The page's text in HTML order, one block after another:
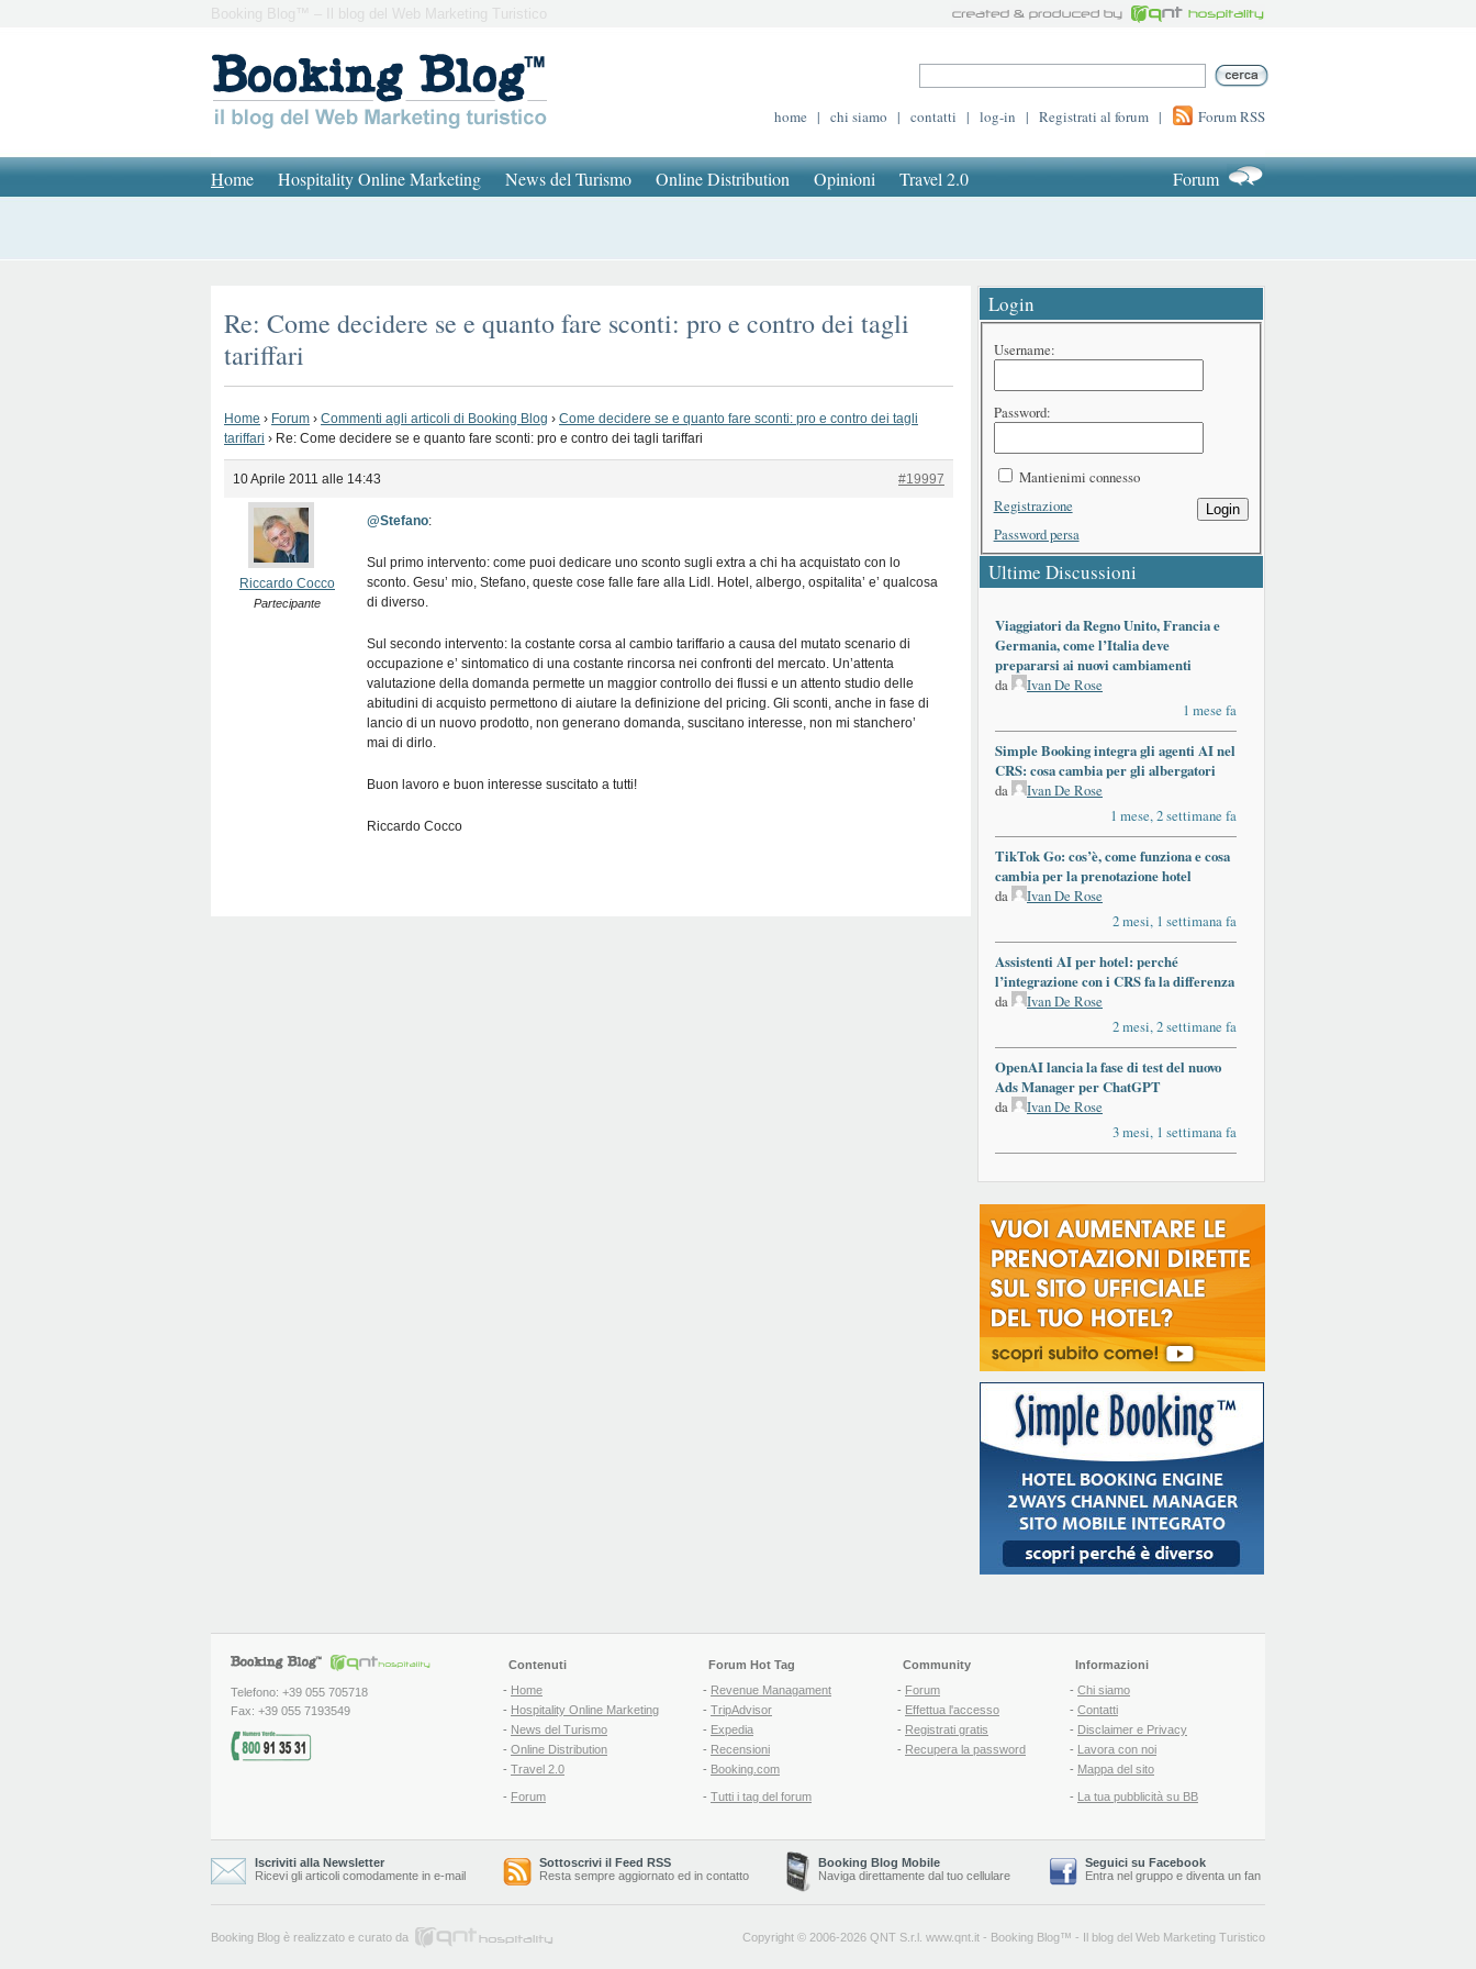
Booking Blog™ – Il blog del Web Marketing Turistico
home | chi siamo | contatti | log-in | Registrati al forum | Forum RSS
Home Hospitality Online Marketing News del Turismo Online Distribution Opinioni Travel 2.0 Forum
Re: Come decidere se e quanto fare sconti: pro e contro dei tagli
tariffari
Home › Forum › Commenti agli articoli di Booking Blog › Come decidere se e quanto fare sconti: pro e contro dei tagli
tariffari › Re: Come decidere se e quanto fare sconti: pro e contro dei tagli tariffari
10 Aprile 2011 alle 14:43 #19997
Riccardo Cocco
Partecipante
@Stefano:
Sul primo intervento: come puoi dedicare uno sconto sugli extra a chi ha acquistato con lo
sconto. Gesu’ mio, Stefano, queste cose falle fare alla Lidl. Hotel, albergo, ospitalita’ e’ qualcosa
di diverso.
Sul secondo intervento: la costante corsa al cambio tariffario a causa del mutato scenario di
occupazione e’ sintomatico di una costante rincorsa nei confronti del mercato. Un’attenta
valutazione della domanda permette un maggior controllo dei flussi e un attento studio delle
abitudini di acquisto permettono di aiutare la definizione del pricing. Gli sconti, anche in fase di
lancio di un nuovo prodotto, non generano domanda, suscitano interesse, non mi stanchero’
mai di dirlo.
Buon lavoro e buon interesse suscitato a tutti!
Riccardo Cocco
Login
Username:
Password:
Mantienimi connesso
Login
Registrazione
Password persa
Ultime Discussioni
Viaggiatori da Regno Unito, Francia e
Germania, come l’Italia deve
prepararsi ai nuovi cambiamenti
da
Ivan De Rose
1 mese fa
Simple Booking integra gli agenti AI nel
CRS: cosa cambia per gli albergatori
da
Ivan De Rose
1 mese, 2 settimane fa
TikTok Go: cos’è, come funziona e cosa
cambia per la prenotazione hotel
da
Ivan De Rose
2 mesi, 1 settimana fa
Assistenti AI per hotel: perché
l’integrazione con i CRS fa la differenza
da
Ivan De Rose
2 mesi, 2 settimane fa
OpenAI lancia la fase di test del nuovo
Ads Manager per ChatGPT
da
Ivan De Rose
3 mesi, 1 settimana fa
Telefono: +39 055 705718
Fax: +39 055 7193549
Contenuti
- Home
- Hospitality Online Marketing
- News del Turismo
- Online Distribution
- Travel 2.0
- Forum
Forum Hot Tag
- Revenue Managament
- TripAdvisor
- Expedia
- Recensioni
- Booking.com
- Tutti i tag del forum
Community
- Forum
- Effettua l'accesso
- Registrati gratis
- Recupera la password
Informazioni
- Chi siamo
- Contatti
- Disclaimer e Privacy
- Lavora con noi
- Mappa del sito
- La tua pubblicità su BB
Iscriviti alla Newsletter
Ricevi gli articoli comodamente in e-mail
Sottoscrivi il Feed RSS
Resta sempre aggiornato ed in contatto
Booking Blog Mobile
Naviga direttamente dal tuo cellulare
Seguici su Facebook
Entra nel gruppo e diventa un fan
Booking Blog è realizzato e curato da Copyright © 2006-2026 QNT S.r.l. www.qnt.it - Booking Blog™ - Il blog del Web Marketing Turistico